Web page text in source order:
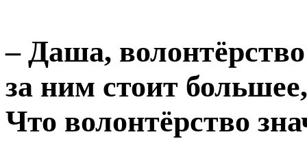
– Даша,
за ним стоит
Что волонтёрство